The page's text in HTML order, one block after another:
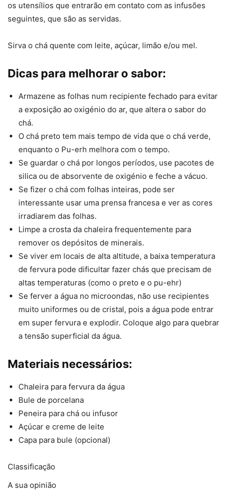
os utensílios que entrarão em contato com as infusões
seguintes, que são as servidas.
Sirva o chá quente com leite, açúcar, limão e/ou mel.
Dicas para melhorar o sabor:
Armazene as folhas num recipiente fechado para evitar
a exposição ao oxigénio do ar, que altera o sabor do
chá.
O chá preto tem mais tempo de vida que o chá verde,
enquanto o Pu-erh melhora com o tempo.
Se guardar o chá por longos períodos, use pacotes de
silica ou de absorvente de oxigénio e feche a vácuo.
Se fizer o chá com folhas inteiras, pode ser
interessante usar uma prensa francesa e ver as cores
irradiarem das folhas.
Limpe a crosta da chaleira frequentemente para
remover os depósitos de minerais.
Se viver em locais de alta altitude, a baixa temperatura
de fervura pode dificultar fazer chás que precisam de
altas temperaturas (como o preto e o pu-ehr)
Se ferver a água no microondas, não use recipientes
muito uniformes ou de cristal, pois a água pode entrar
em super fervura e explodir. Coloque algo para quebrar
a tensão superficial da água.
Materiais necessários:
Chaleira para fervura da água
Bule de porcelana
Peneira para chá ou infusor
Açúcar e creme de leite
Capa para bule (opcional)
Classificação
A sua opinião